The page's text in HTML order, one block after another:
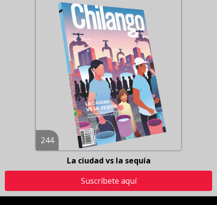
244
La ciudad vs la sequía
Suscríbete aquí